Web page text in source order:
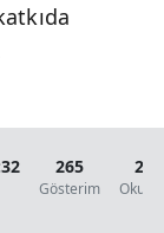
265
Gösterim
2